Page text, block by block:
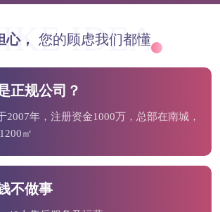
IDEA
心， 您的顾虑我们都懂
正规公司？
2007年，注册资金1000万，总部在南城，
㎡
不做事